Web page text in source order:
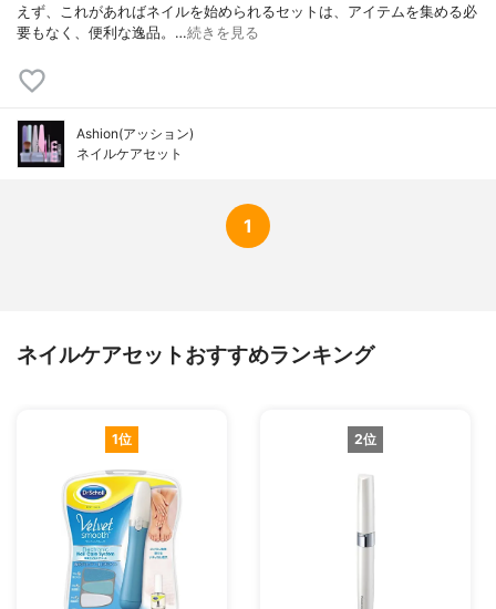
えず、これがあればネイルを始められるセットは、アイテムを集める必
要もなく、便利な逸品。…続きを見る
Ashion(アッション)
ネイルケアセット
1
ネイルケアセットおすすめランキング
1位 2位